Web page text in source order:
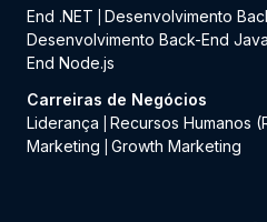
End .NET
Desenvolvimento
Desenvolvimento Back-End Java
End Node.js
Carreiras de Negócios
Liderança
Recursos Humanos
Marketing
Growth Marketing